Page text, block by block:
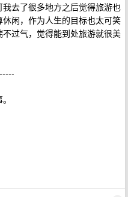
去了很多地方之后觉得旅游也
闲，作为人生的目标也太可笑
过气，觉得能到处旅游就很美